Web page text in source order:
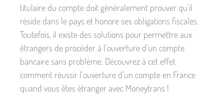
titulaire du compte doit généralement prouver qu’il
réside dans le pays et honore ses obligations fiscales.
Toutefois, il existe des solutions pour permettre aux
étrangers de procéder à l’ouverture d’un compte
bancaire sans problème. Découvrez à cet effet
comment réussir l’ouverture d’un compte en France
quand vous êtes étranger avec Moneytrans !